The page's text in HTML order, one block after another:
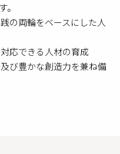
。
の両輪をベースにした人
応できる人材の育成
び豊かな創造力を兼ね備